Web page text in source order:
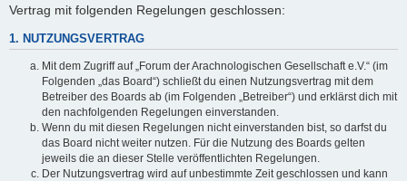
Vertrag mit folgenden Regelungen geschlossen:
1. NUTZUNGSVERTRAG
Mit dem Zugriff auf „Forum der Arachnologischen Gesellschaft e.V.“ (im
Folgenden „das Board“) schließt du einen Nutzungsvertrag mit dem
Betreiber des Boards ab (im Folgenden „Betreiber“) und erklärst dich mit
den nachfolgenden Regelungen einverstanden.
Wenn du mit diesen Regelungen nicht einverstanden bist, so darfst du
das Board nicht weiter nutzen. Für die Nutzung des Boards gelten
jeweils die an dieser Stelle veröffentlichten Regelungen.
Der Nutzungsvertrag wird auf unbestimmte Zeit geschlossen und kann